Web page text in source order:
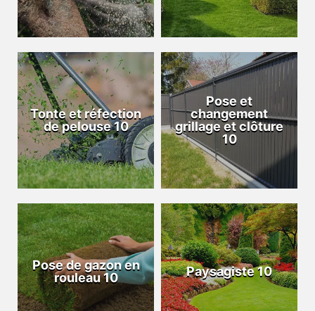
Tonte et réfection
de pelouse 10
Pose et
changement
grillage et clôture
10
Pose de gazon en
rouleau 10
Paysagiste 10